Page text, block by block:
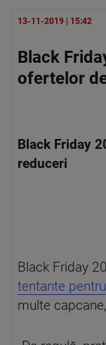
13-11-2019 | 15:42
Black
ofertelor
Black Friday
reduceri
Black Friday
tentante
multe